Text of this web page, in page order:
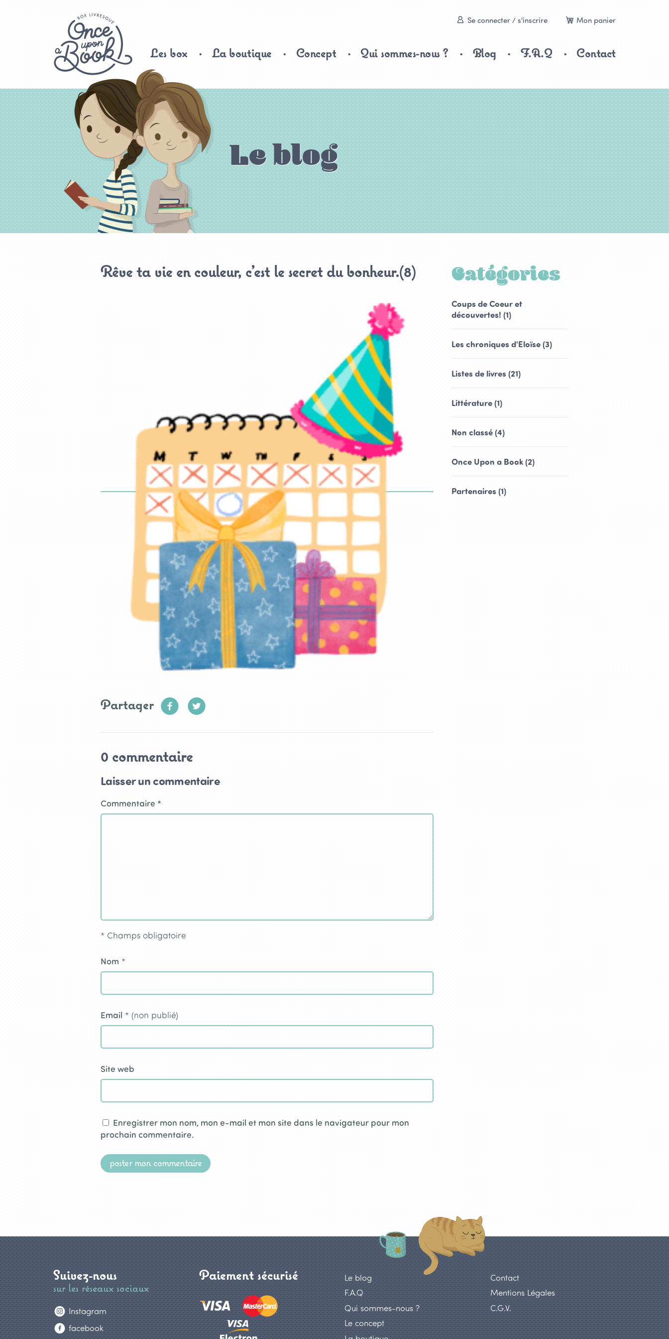
Se connecter / s'inscrire Mon panier
Les box La boutique Concept Qui sommes-nous ? Blog F.A.Q Contact
Once upon a book, box livresque
Le blog
Rêve ta vie en couleur, c’est le secret du bonheur.(8)
Partager
0 commentaire
Laisser un commentaire
Commentaire *
* Champs obligatoire
Nom *
Email * (non publié)
Site web
Enregistrer mon nom, mon e-mail et mon site dans le navigateur pour mon
prochain commentaire.
Catégories
Coups de Coeur et
découvertes! (1)
Les chroniques d'Eloïse (3)
Listes de livres (21)
Littérature (1)
Non classé (4)
Once Upon a Book (2)
Partenaires (1)
Suivez-nous
sur les réseaux sociaux
Instagram
facebook
Paiement sécurisé
Le blog
F.A.Q
Qui sommes-nous ?
Le concept
Contact
Mentions Légales
C.G.V.